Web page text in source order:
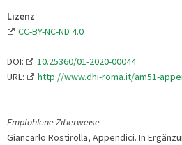
Lizenz
CC-BY-NC-ND 4.0
DOI:
10.25360/01-2020-00044
URL:
http://www.dhi-roma.it/am51-
Empfohlene Zitierweise
Giancarlo Rostirolla, Appendici. In